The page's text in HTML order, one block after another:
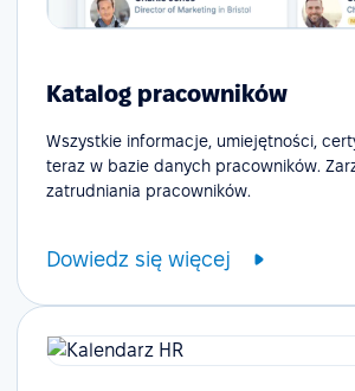
Katalog pracowników
Wszystkie informacje, umiejętności,
teraz w bazie danych pracowników.
zatrudniania pracowników.
Dowiedz się więcej